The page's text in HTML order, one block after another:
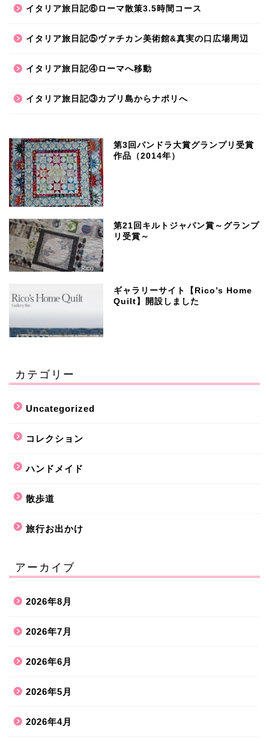
イタリア旅日記⑥ローマ散策3.5時間コース
イタリア旅日記⑤ヴァチカン美術館&真実の口広場周辺
イタリア旅日記④ローマへ移動
イタリア旅日記③カプリ島からナポリへ
第3回パンドラ大賞グランプリ受賞
作品（2014年）
第21回キルトジャパン賞～グランプ
リ受賞～
ギャラリーサイト【Rico’s Home
Quilt】開設しました
カテゴリー
Uncategorized
コレクション
ハンドメイド
散歩道
旅行お出かけ
アーカイブ
2026年8月
2026年7月
2026年6月
2026年5月
2026年4月